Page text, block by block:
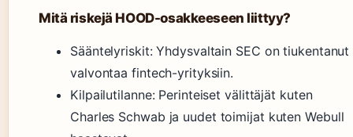
Mitä riskejä HOOD-osakkeeseen liittyy?
Sääntelyriskit: Yhdysvaltain SEC on tiukentanut
valvontaa fintech-yrityksiin.
Kilpailutilanne: Perinteiset välittäjät kuten
Charles Schwab ja uudet toimijat kuten Webull